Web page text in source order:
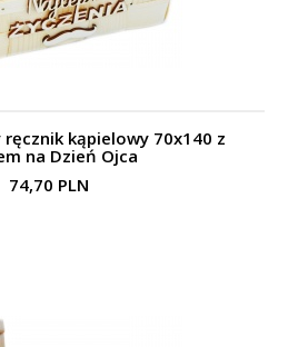
ręcznik kąpielowy 70x140 z
na Dzień Ojca
74,70 PLN